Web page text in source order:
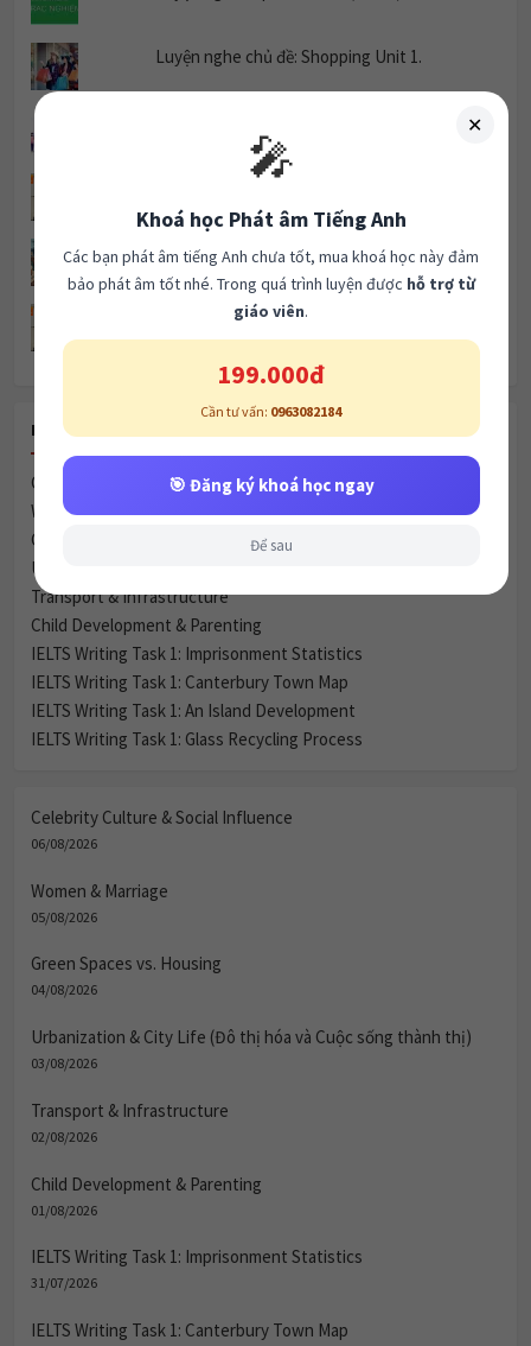
Luyện nghe chủ đề: Shopping Unit 1.
Why Are Women Leaving Science Careers?
CAM 19 - READING Test 1 Passage 2
RECENT POSTS
Celebrity Culture & Social Influence
Women & Marriage
Green Spaces vs. Housing
Urbanization & City Life (Đô thị hóa và Cuộc sống thành thị)
Transport & Infrastructure
Child Development & Parenting
IELTS Writing Task 1: Imprisonment Statistics
IELTS Writing Task 1: Canterbury Town Map
IELTS Writing Task 1: An Island Development
IELTS Writing Task 1: Glass Recycling Process
Celebrity Culture & Social Influence
06/08/2026
Women & Marriage
05/08/2026
Green Spaces vs. Housing
04/08/2026
Urbanization & City Life (Đô thị hóa và Cuộc sống thành thị)
03/08/2026
Transport & Infrastructure
02/08/2026
Child Development & Parenting
01/08/2026
IELTS Writing Task 1: Imprisonment Statistics
31/07/2026
IELTS Writing Task 1: Canterbury Town Map
✕
🎤
Khoá học Phát âm Tiếng Anh
Các bạn phát âm tiếng Anh chưa tốt, mua khoá học này đảm
bảo phát âm tốt nhé. Trong quá trình luyện được hỗ trợ từ
giáo viên.
199.000đ
Cần tư vấn: 0963082184
🎯 Đăng ký khoá học ngay
Để sau